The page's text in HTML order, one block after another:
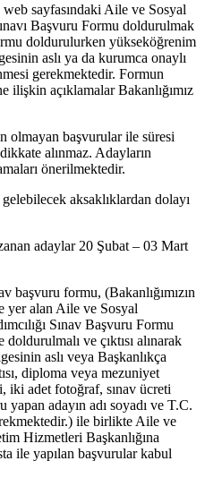
web sayfasındaki Aile ve Sosyal
Başvuru Formu doldurulmak
doldurulurken yükseköğrenim
aslı ya da kurumca onaylı
gerekmektedir. Formun
ilişkin açıklamalar Bakanlığımız
olmayan başvurular ile süresi
alınmaz. Adayların
önerilmektedir.
aksaklıklardan dolayı
adaylar 20 Şubat – 03 Mart
başvuru formu, (Bakanlığımızın
yer alan Aile ve Sosyal
Sınav Başvuru Formu
ve çıktısı alınarak
aslı veya Başkanlıkça
diploma veya mezuniyet
iki adet fotoğraf, sınav ücreti
adayın adı soyadı ve T.C.
ile birlikte Aile ve
Hizmetleri Başkanlığına
ile yapılan başvurular kabul